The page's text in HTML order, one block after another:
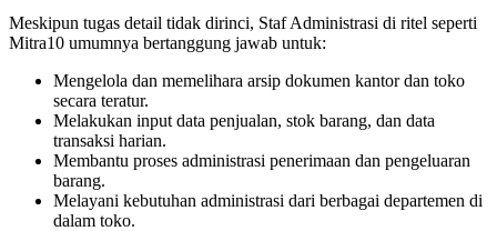
Meskipun tugas detail tidak dirinci, Staf Administrasi di ritel seperti
Mitra10 umumnya bertanggung jawab untuk:
Mengelola dan memelihara arsip dokumen kantor dan toko
secara teratur.
Melakukan input data penjualan, stok barang, dan data
transaksi harian.
Membantu proses administrasi penerimaan dan pengeluaran
barang.
Melayani kebutuhan administrasi dari berbagai departemen di
dalam toko.